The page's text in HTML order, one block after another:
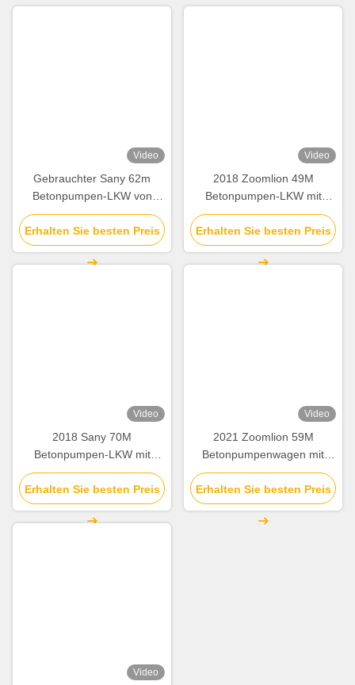
Konkrete Boompumpe
Verwandte Produkte
2020 mit Mercedes-Benz